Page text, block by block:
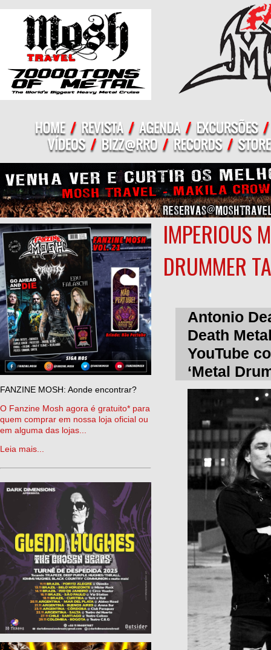
FANZINE MOSH: Aonde encontrar?
O Fanzine Mosh agora é gratuito* para
quem comprar em nossa loja oficial ou
em alguma das lojas...
Leia mais...
IMPERIOUS
DRUMMER
Antonio
Death
YouTube
‘Metal